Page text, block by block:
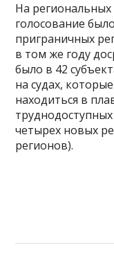
На
голосование
приграничных
в том же году
было в 42
на судах,
находиться в
четырех новых
регионов).